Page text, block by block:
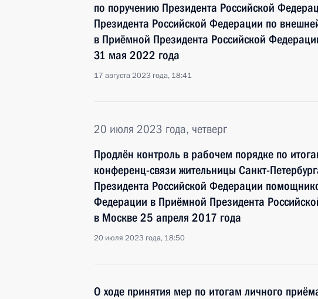
по поручению Президента Российской
Президента Российской Федерации по
в Приёмной Президента Российской
31 мая 2022 года
17 августа 2023 года, 18:41
20 июля 2023 года, четверг
Продлён контроль в рабочем порядке по
конференц-связи жительницы Санкт-
Президента Российской Федерации
Федерации в Приёмной Президента
в Москве 25 апреля 2017 года
20 июля 2023 года, 18:50
О ходе принятия мер по итогам личного